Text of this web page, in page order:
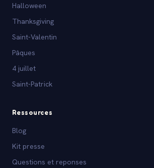
Halloween
Thanksgiving
Saint-Valentin
Pâques
4 juillet
Saint-Patrick
Ressources
Blog
Kit presse
Questions et reponses